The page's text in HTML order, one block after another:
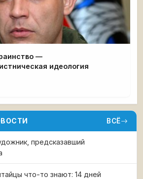
—
идеология
ВСЁ
предсказавший
что-то знают: 14 дней